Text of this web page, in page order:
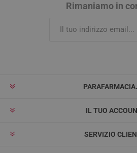
Rimaniamo in
IL TUO
SERVIZIO